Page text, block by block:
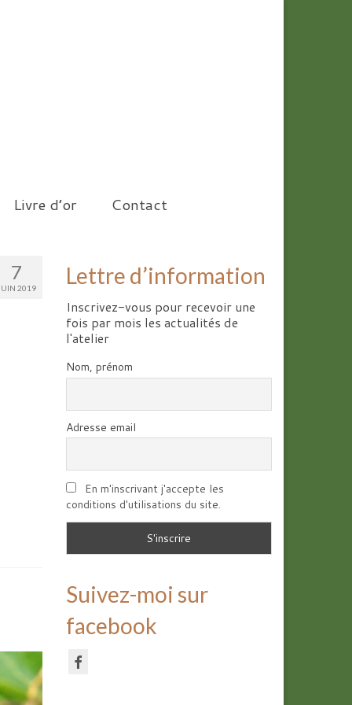
Livre d’or Contact
7
JUIN 2019 Lettre d’information
Inscrivez-vous pour recevoir une
fois par mois les actualités de
l'atelier
Nom, prénom
Adresse email
En m'inscrivant j'accepte les
conditions d'utilisations du site.
Suivez-moi sur
facebook